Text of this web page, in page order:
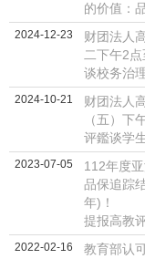
的价值：
2024-12-23
财团法人
二下午2
谈校务治
2024-10-21
财团法人
（五）下
评鑑谈学
2023-07-05
112年度
品保追踪
年)！
提报高教
2022-02-16
教育部认